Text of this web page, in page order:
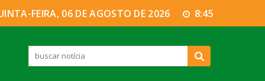
FEIRA, 06 DE AGOSTO DE 2026 8:45